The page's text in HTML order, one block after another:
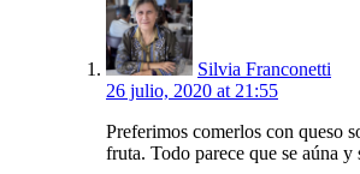
Silvia Franconetti
26 julio, 2020 at 21:55
Preferimos comerlos con queso
fruta. Todo parece que se aúna y